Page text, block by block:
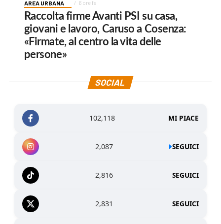
AREA URBANA 6 ore fa
Raccolta firme Avanti PSI su casa,
giovani e lavoro, Caruso a Cosenza:
«Firmate, al centro la vita delle
persone»
SOCIAL
102,118 MI PIACE
2,087 SEGUICI
2,816 SEGUICI
2,831 SEGUICI